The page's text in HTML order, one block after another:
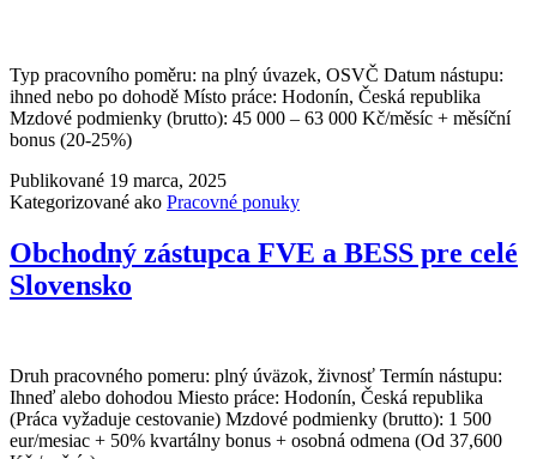
Typ pracovního poměru: na plný úvazek, OSVČ Datum nástupu:
ihned nebo po dohodě Místo práce: Hodonín, Česká republika
Mzdové podmienky (brutto): 45 000 – 63 000 Kč/měsíc + měsíční
bonus (20-25%)
Publikované 19 marca, 2025
Kategorizované ako Pracovné ponuky
Obchodný zástupca FVE a BESS pre celé
Slovensko
Druh pracovného pomeru: plný úväzok, živnosť Termín nástupu:
Ihneď alebo dohodou Miesto práce: Hodonín, Česká republika
(Práca vyžaduje cestovanie) Mzdové podmienky (brutto): 1 500
eur/mesiac + 50% kvartálny bonus + osobná odmena (Od 37,600